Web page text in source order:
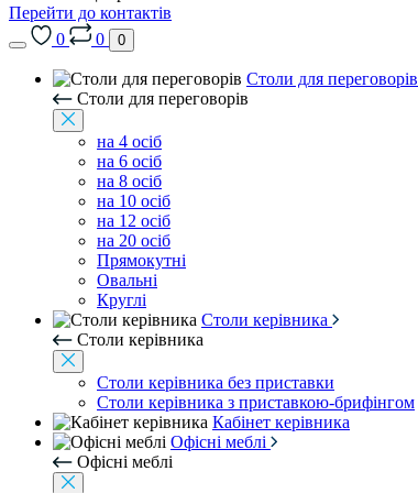
Перейти до контактів
0
0 0
Столи для переговорів
Столи для переговорів
на 4 осіб
на 6 осіб
на 8 осіб
на 10 осіб
на 12 осіб
на 20 осіб
Прямокутні
Овальні
Круглі
Столи керівника
Столи керівника
Столи керівника без приставки
Столи керівника з приставкою-брифінгом
Кабінет керівника
Офісні меблі
Офісні меблі